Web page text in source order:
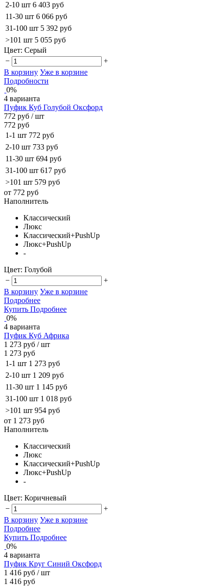
2-10 шт 6 403 руб
11-30 шт 6 066 руб
31-100 шт 5 392 руб
>101 шт 5 055 руб
Цвет: Серый
−
+
В корзину Уже в корзине
Подробности
0%
4 варианта
Пуфик Куб Голубой Оксфорд
772 руб / шт
772 руб
1-1 шт 772 руб
2-10 шт 733 руб
11-30 шт 694 руб
31-100 шт 617 руб
>101 шт 579 руб
от 772 руб
Наполнитель
Классический
Люкс
Классический+PushUp
Люкс+PushUp
-
Цвет: Голубой
−
+
В корзину Уже в корзине
Подробнее
Купить Подробнее
0%
4 варианта
Пуфик Куб Африка
1 273 руб / шт
1 273 руб
1-1 шт 1 273 руб
2-10 шт 1 209 руб
11-30 шт 1 145 руб
31-100 шт 1 018 руб
>101 шт 954 руб
от 1 273 руб
Наполнитель
Классический
Люкс
Классический+PushUp
Люкс+PushUp
-
Цвет: Коричневый
−
+
В корзину Уже в корзине
Подробнее
Купить Подробнее
0%
4 варианта
Пуфик Круг Синий Оксфорд
1 416 руб / шт
1 416 руб